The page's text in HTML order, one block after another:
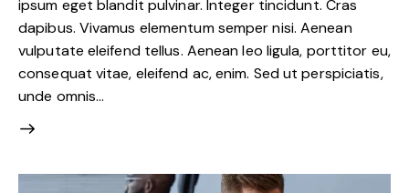
ipsum eget blandit pulvinar. Integer tincidunt. Cras
dapibus. Vivamus elementum semper nisi. Aenean
vulputate eleifend tellus. Aenean leo ligula, porttitor eu,
consequat vitae, eleifend ac, enim. Sed ut perspiciatis,
unde omnis…